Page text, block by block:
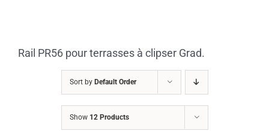
Rail PR56 pour terrasses à clipser Grad.
Sort by Default Order
Show 12 Products